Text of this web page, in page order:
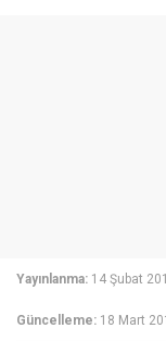
Yayınlanma: 14 Şubat
Güncelleme: 18 Mart